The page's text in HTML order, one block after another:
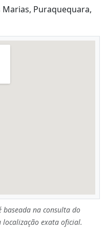
Marias, Puraquequara,
baseada na consulta do
localização exata oficial.